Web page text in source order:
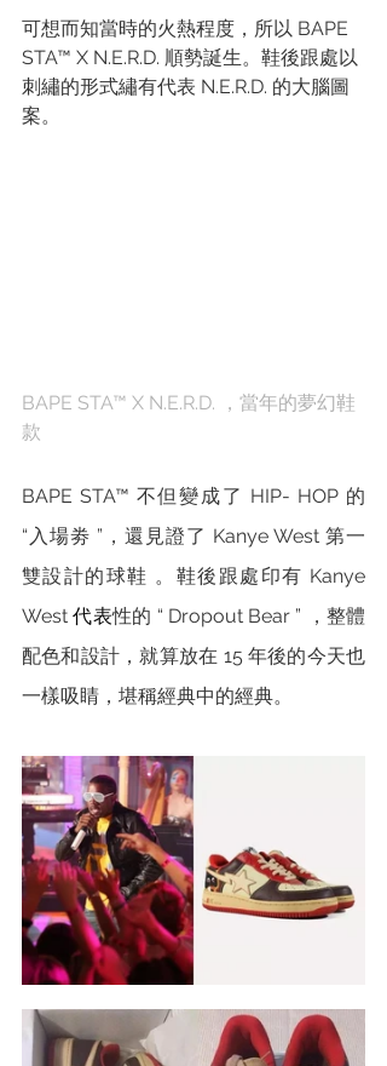
可想而知當時的火熱程度，所以 BAPE
STA™ X N.E.R.D. 順勢誕生。鞋後跟處以
刺繡的形式繡有代表 N.E.R.D. 的大腦圖
案。
BAPE STA™ X N.E.R.D. ，當年的夢幻鞋
款
BAPE STA™ 不但變成了 HIP- HOP 的
“入場劵 ”，還見證了 Kanye West 第一
雙設計的球鞋 。鞋後跟處印有 Kanye
West 代表性的 “ Dropout Bear ” ，整體
配色和設計，就算放在 15 年後的今天也
一樣吸睛，堪稱經典中的經典。